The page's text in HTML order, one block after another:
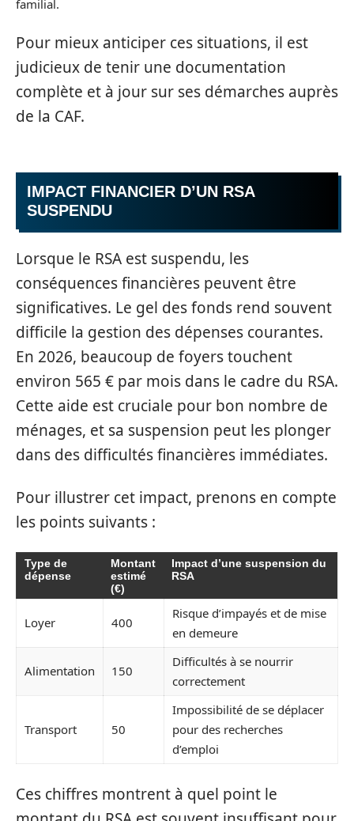
familial.
Pour mieux anticiper ces situations, il est
judicieux de tenir une documentation
complète et à jour sur ses démarches auprès
de la CAF.
IMPACT FINANCIER D’UN RSA
SUSPENDU
Lorsque le RSA est suspendu, les
conséquences financières peuvent être
significatives. Le gel des fonds rend souvent
difficile la gestion des dépenses courantes.
En 2026, beaucoup de foyers touchent
environ 565 € par mois dans le cadre du RSA.
Cette aide est cruciale pour bon nombre de
ménages, et sa suspension peut les plonger
dans des difficultés financières immédiates.
Pour illustrer cet impact, prenons en compte
les points suivants :
Type de
dépense
Montant
estimé
(€)
Impact d’une suspension du
RSA
Loyer 400
Risque d’impayés et de mise
en demeure
Alimentation 150
Difficultés à se nourrir
correctement
Transport 50
Impossibilité de se déplacer
pour des recherches
d’emploi
Ces chiffres montrent à quel point le